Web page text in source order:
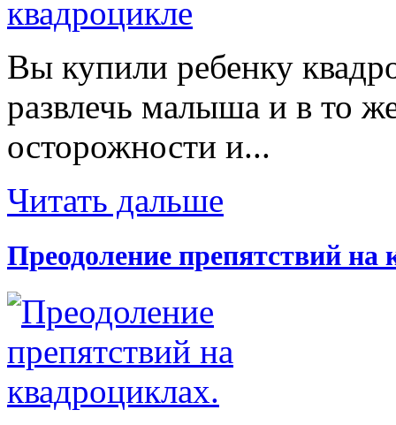
Вы купили ребенку
развлечь малыша и в то
осторожности и...
Читать дальше
Преодоление препятствий на